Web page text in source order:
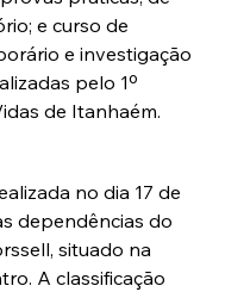
e curso de
e investigação
pelo 1º
de Itanhaém.
no dia 17 de
dependências do
situado na
A classificação